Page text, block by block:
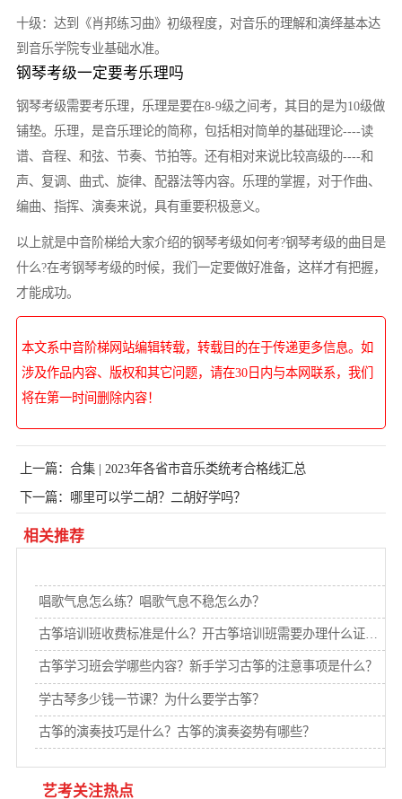
十级：达到《肖邦练习曲》初级程度，对音乐的理解和演绎基本达
到音乐学院专业基础水准。
钢琴考级一定要考乐理吗
钢琴考级需要考乐理，乐理是要在8-9级之间考，其目的是为10级做
铺垫。乐理，是音乐理论的简称，包括相对简单的基础理论----读
谱、音程、和弦、节奏、节拍等。还有相对来说比较高级的----和
声、复调、曲式、旋律、配器法等内容。乐理的掌握，对于作曲、
编曲、指挥、演奏来说，具有重要积极意义。
以上就是中音阶梯给大家介绍的钢琴考级如何考?钢琴考级的曲目是
什么?在考钢琴考级的时候，我们一定要做好准备，这样才有把握，
才能成功。
本文系中音阶梯网站编辑转载，转载目的在于传递更多信息。如
涉及作品内容、版权和其它问题，请在30日内与本网联系，我们
将在第一时间删除内容！
上一篇：合集 | 2023年各省市音乐类统考合格线汇总
下一篇： 哪里可以学二胡？二胡好学吗？
相关推荐
唱歌气息怎么练？唱歌气息不稳怎么办？
古筝培训班收费标准是什么？开古筝培训班需要办理什么证件？
古筝学习班会学哪些内容？新手学习古筝的注意事项是什么？
学古琴多少钱一节课？为什么要学古筝？
古筝的演奏技巧是什么？古筝的演奏姿势有哪些？
艺考关注热点